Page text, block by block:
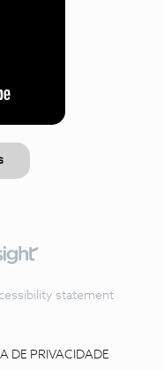
statement
DE PRIVACIDADE